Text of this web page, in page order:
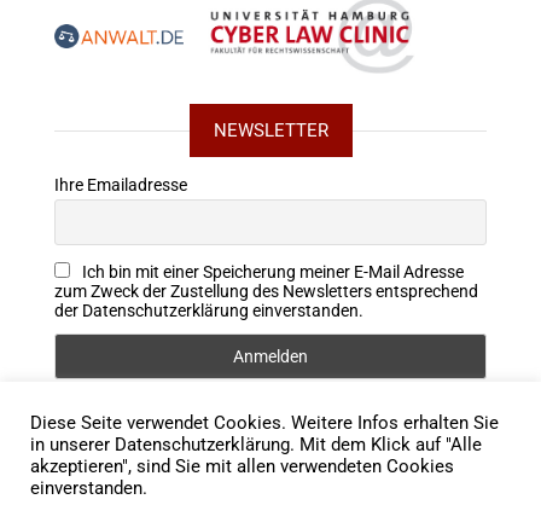
NEWSLETTER
Ihre Emailadresse
Ich bin mit einer Speicherung meiner E-Mail Adresse
zum Zweck der Zustellung des Newsletters entsprechend
der Datenschutzerklärung einverstanden.
FOLLOW US
Diese Seite verwendet Cookies. Weitere Infos erhalten Sie
in unserer Datenschutzerklärung. Mit dem Klick auf "Alle
akzeptieren", sind Sie mit allen verwendeten Cookies
einverstanden.